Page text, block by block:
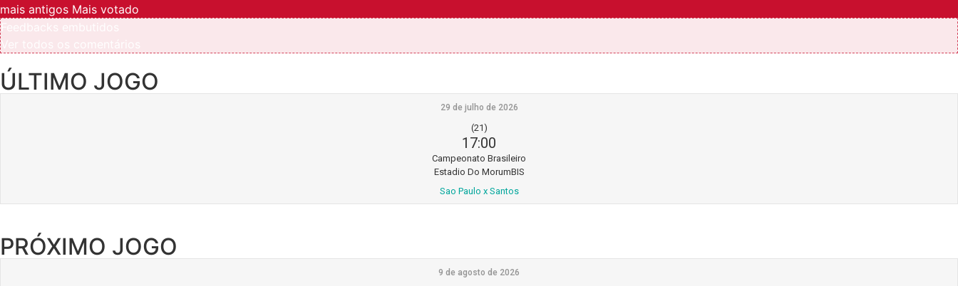
mais antigos Mais votado
ÚLTIMO JOGO
29 de julho de 2026
(21)
17:00
Campeonato Brasileiro
Estadio Do MorumBIS
Sao Paulo x Santos
PRÓXIMO JOGO
9 de agosto de 2026